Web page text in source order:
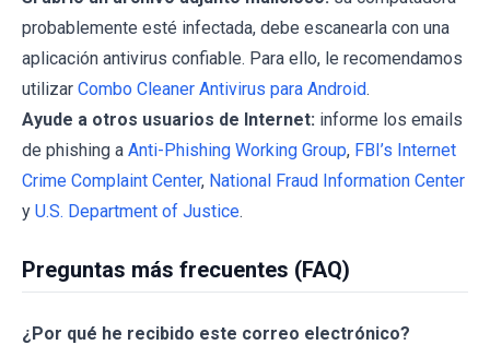
probablemente esté infectada, debe escanearla con una
aplicación antivirus confiable. Para ello, le recomendamos
utilizar Combo Cleaner Antivirus para Android.
Ayude a otros usuarios de Internet: informe los emails
de phishing a Anti-Phishing Working Group, FBI’s Internet
Crime Complaint Center, National Fraud Information Center
y U.S. Department of Justice.
Preguntas más frecuentes (FAQ)
¿Por qué he recibido este correo electrónico?